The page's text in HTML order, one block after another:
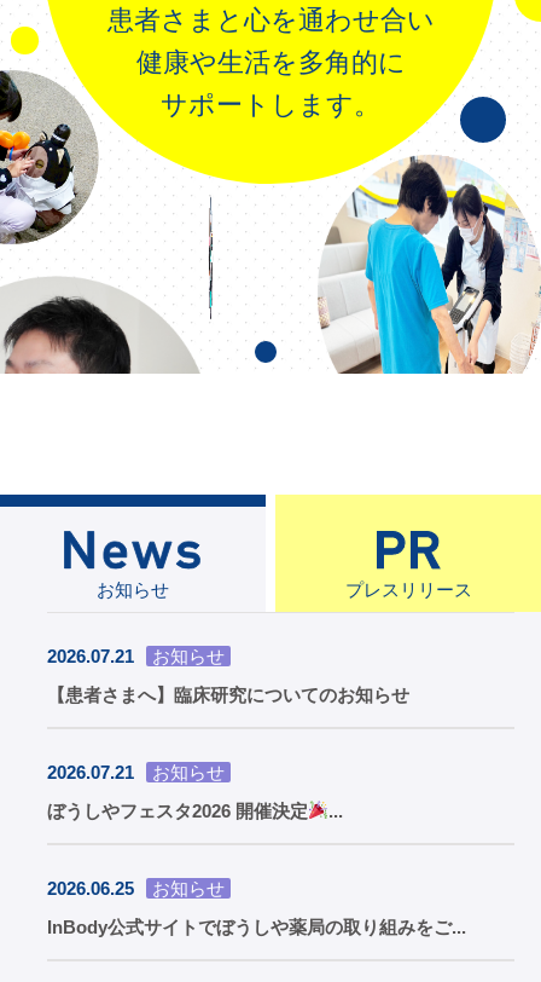
患者さまと心を通わせ合い
健康や生活を多角的に
サポートします。
お知らせ プレスリリース
2026.07.21
お知らせ
【患者さまへ】臨床研究についてのお知らせ
2026.07.21
お知らせ
ぼうしやフェスタ2026 開催決定
...
2026.06.25
お知らせ
InBody公式サイトでぼうしや薬局の取り組みをご...